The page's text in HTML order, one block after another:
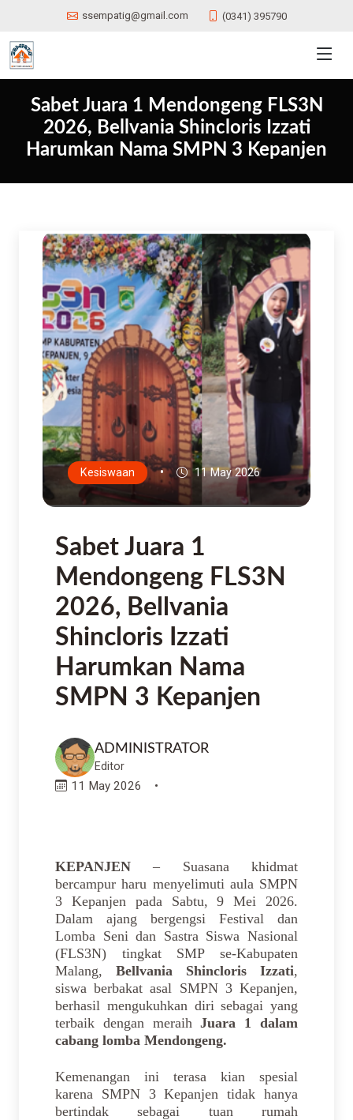
ssempatig@gmail.com (0341) 395790
Sabet Juara 1 Mendongeng FLS3N
2026, Bellvania Shincloris Izzati
Harumkan Nama SMPN 3 Kepanjen
Kesiswaan • 11 May 2026
Sabet Juara 1
Mendongeng FLS3N
2026, Bellvania
Shincloris Izzati
Harumkan Nama
SMPN 3 Kepanjen
ADMINISTRATOR
Editor
11 May 2026 •
KEPANJEN – Suasana khidmat
bercampur haru menyelimuti aula SMPN
3 Kepanjen pada Sabtu, 9 Mei 2026.
Dalam ajang bergengsi Festival dan
Lomba Seni dan Sastra Siswa Nasional
(FLS3N) tingkat SMP se-Kabupaten
Malang, Bellvania Shincloris Izzati,
siswa berbakat asal SMPN 3 Kepanjen,
berhasil mengukuhkan diri sebagai yang
terbaik dengan meraihJuara 1 dalam
cabang lomba Mendongeng.
Kemenangan ini terasa kian spesial
karena SMPN 3 Kepanjen tidak hanya
bertindak sebagai tuan rumah